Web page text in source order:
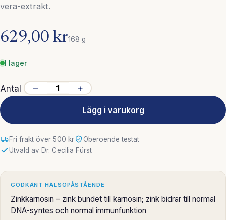
vera-extrakt.
629,00 kr168 g
I lager
Antal − +
Lägg i varukorg
Fri frakt över 500 kr
Oberoende testat
Utvald av Dr. Cecilia Fürst
GODKÄNT HÄLSOPÅSTÅENDE
Zinkkarnosin – zink bundet till karnosin; zink bidrar till normal
DNA-syntes och normal immunfunktion